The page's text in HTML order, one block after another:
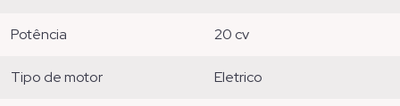
potência 20 cv
tipo de motor eletrico